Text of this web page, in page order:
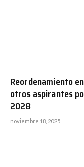
Reordenamiento
otros aspirantes
2028
noviembre 18, 2025